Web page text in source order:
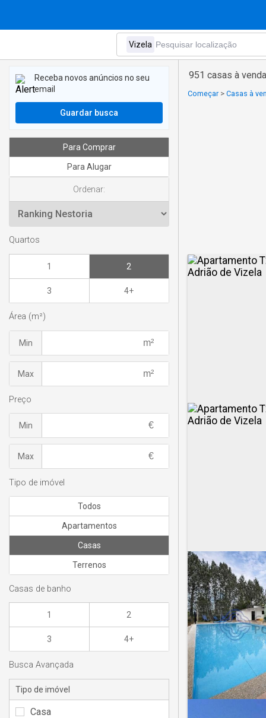
951 casas à
Começar > Casas à
Receba novos anúncios no seu
email
Guardar busca
Para Comprar
Para Alugar
Ordenar:
Quartos
1 2
3 4+
Área (m²)
Min
Max
Preço
Min
Max
Tipo de imóvel
Todos
Apartamentos
Casas
Terrenos
Casas de banho
1 2
3 4+
Busca Avançada
Tipo de imóvel
Casa